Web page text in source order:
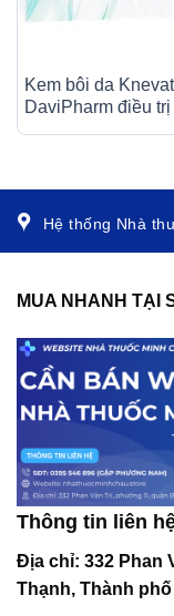
Kem bôi da
DaviPharm điều trị
Hệ thống Nhà
MUA NHANH TẠI
Thông tin liên
Địa chỉ: 332 Phan
Thạnh, Thành